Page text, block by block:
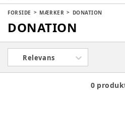
FORSIDE MÆRKER DONATION
DONATION
Relevans
0